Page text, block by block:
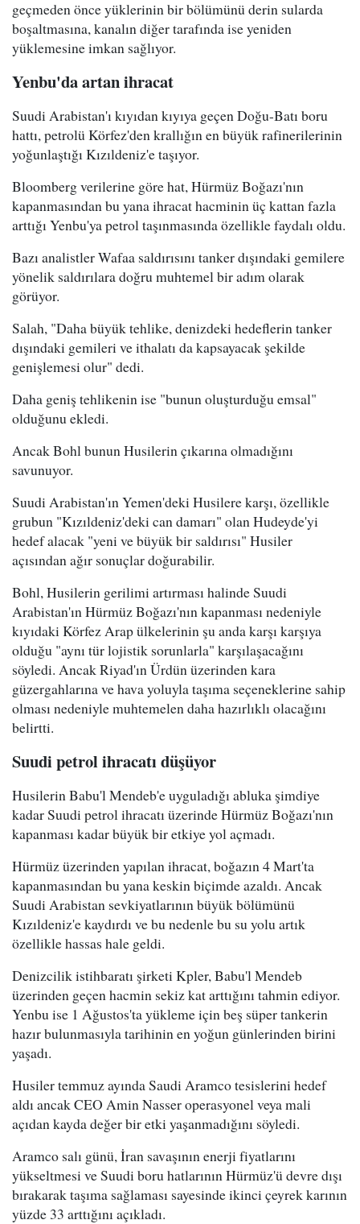
geçmeden önce yüklerinin bir bölümünü derin sularda
boşaltmasına, kanalın diğer tarafında ise yeniden
yüklemesine imkan sağlıyor.
Yenbu'da artan ihracat
Suudi Arabistan'ı kıyıdan kıyıya geçen Doğu-Batı boru
hattı, petrolü Körfez'den krallığın en büyük rafinerilerinin
yoğunlaştığı Kızıldeniz'e taşıyor.
Bloomberg verilerine göre hat, Hürmüz Boğazı'nın
kapanmasından bu yana ihracat hacminin üç kattan fazla
arttığı Yenbu'ya petrol taşınmasında özellikle faydalı oldu.
Bazı analistler Wafaa saldırısını tanker dışındaki gemilere
yönelik saldırılara doğru muhtemel bir adım olarak
görüyor.
Salah, "Daha büyük tehlike, denizdeki hedeflerin tanker
dışındaki gemileri ve ithalatı da kapsayacak şekilde
genişlemesi olur" dedi.
Daha geniş tehlikenin ise "bunun oluşturduğu emsal"
olduğunu ekledi.
Ancak Bohl bunun Husilerin çıkarına olmadığını
savunuyor.
Suudi Arabistan'ın Yemen'deki Husilere karşı, özellikle
grubun "Kızıldeniz'deki can damarı" olan Hudeyde'yi
hedef alacak "yeni ve büyük bir saldırısı" Husiler
açısından ağır sonuçlar doğurabilir.
Bohl, Husilerin gerilimi artırması halinde Suudi
Arabistan'ın Hürmüz Boğazı'nın kapanması nedeniyle
kıyıdaki Körfez Arap ülkelerinin şu anda karşı karşıya
olduğu "aynı tür lojistik sorunlarla" karşılaşacağını
söyledi. Ancak Riyad'ın Ürdün üzerinden kara
güzergahlarına ve hava yoluyla taşıma seçeneklerine sahip
olması nedeniyle muhtemelen daha hazırlıklı olacağını
belirtti.
Suudi petrol ihracatı düşüyor
Husilerin Babu'l Mendeb'e uyguladığı abluka şimdiye
kadar Suudi petrol ihracatı üzerinde Hürmüz Boğazı'nın
kapanması kadar büyük bir etkiye yol açmadı.
Hürmüz üzerinden yapılan ihracat, boğazın 4 Mart'ta
kapanmasından bu yana keskin biçimde azaldı. Ancak
Suudi Arabistan sevkiyatlarının büyük bölümünü
Kızıldeniz'e kaydırdı ve bu nedenle bu su yolu artık
özellikle hassas hale geldi.
Denizcilik istihbaratı şirketi Kpler, Babu'l Mendeb
üzerinden geçen hacmin sekiz kat arttığını tahmin ediyor.
Yenbu ise 1 Ağustos'ta yükleme için beş süper tankerin
hazır bulunmasıyla tarihinin en yoğun günlerinden birini
yaşadı.
Husiler temmuz ayında Saudi Aramco tesislerini hedef
aldı ancak CEO Amin Nasser operasyonel veya mali
açıdan kayda değer bir etki yaşanmadığını söyledi.
Aramco salı günü, İran savaşının enerji fiyatlarını
yükseltmesi ve Suudi boru hatlarının Hürmüz'ü devre dışı
bırakarak taşıma sağlaması sayesinde ikinci çeyrek karının
yüzde 33 arttığını açıkladı.